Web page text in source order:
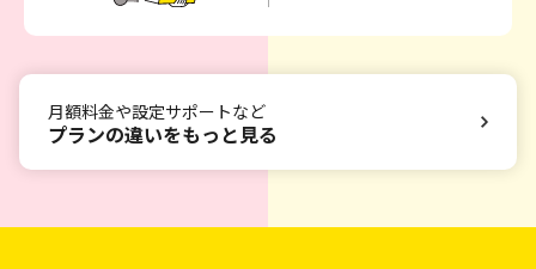
月額料金や設定サポートなど
プランの違いをもっと見る